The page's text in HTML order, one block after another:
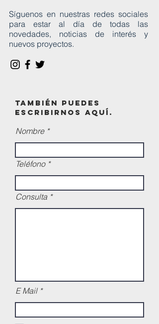
Síguenos en nuestras redes sociales
para estar al día de todas las
novedades, noticias de interés y
nuevos proyectos.
también puedes
escribirnos aquí.
Nombre
Teléfono
Consulta
E Mail